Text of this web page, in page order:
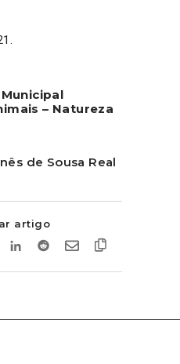
– Natureza
de Sousa Real
artigo